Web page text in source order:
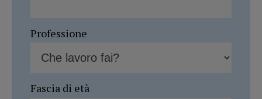
Professione
Fascia di età